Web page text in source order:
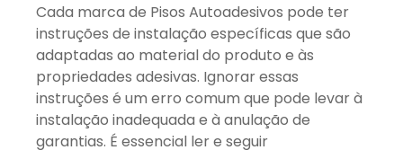
Cada marca de Pisos Autoadesivos pode ter
instruções de instalação específicas que são
adaptadas ao material do produto e às
propriedades adesivas. Ignorar essas
instruções é um erro comum que pode levar à
instalação inadequada e à anulação de
garantias. É essencial ler e seguir